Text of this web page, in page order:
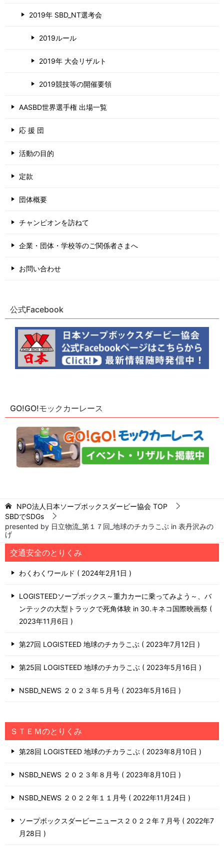
2019年 SBD_NT選考会
2019ルール
2019年 大会リザルト
2019競技等の開催要領
AASBD世界選手権 出場一覧
応 援 団
活動の目的
定款
団体概要
チャンピオンを訪ねて
企業・団体・学校等のご関係者さまへ
お問い合わせ
公式Facebook
GO!GO!モックカーレース
NPO法人日本ソープボックスダービー協会 TOP
SBDでSDGs
presented by 日立物流_第１７回_地球のチカラこぶ in 表丹沢みの
げ
交通安全のとりくみ
わくわくワールド 2024年2月1日
LOGISTEEDソープボックス～重力カーに乗ってみよう～、バ
ンテックの大型トラックで死角体験 in 30.キネコ国際映画祭
2023年11月6日
第27回 LOGISTEED 地球のチカラこぶ 2023年7月12日
第25回 LOGISTEED 地球のチカラこぶ 2023年5月16日
NSBD_NEWS ２０２３年５月号 2023年5月16日
ＳＴＥＭのとりくみ
第28回 LOGISTEED 地球のチカラこぶ 2023年8月10日
NSBD_NEWS ２０２３年８月号 2023年8月10日
NSBD_NEWS ２０２２年１１月号 2022年11月24日
ソープボックスダービーニュース２０２２年７月号
2022年7
月28日